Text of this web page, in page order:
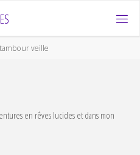
ES
veille
en rêves lucides et dans mon